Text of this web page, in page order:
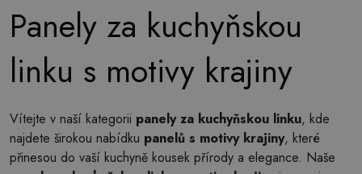
Panely za kuchyňskou
linku s motivy krajiny
Vítejte v naší kategorii panely za kuchyňskou linku, kde
najdete širokou nabídku panelů s motivy krajiny, které
přinesou do vaší kuchyně kousek přírody a elegance. Naše